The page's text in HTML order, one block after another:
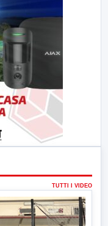
TUTTI I VIDEO